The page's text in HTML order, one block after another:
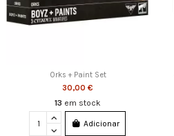
Orks + Paint Set
30,00 €
13 em stock
Adicionar